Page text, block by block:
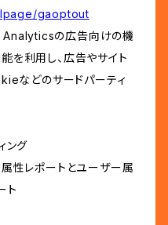
gaoptout
Analyticsの広告向けの機
を利用し、広告やサイト
などのサードパーティ
ング
レポートとユーザー属
ト